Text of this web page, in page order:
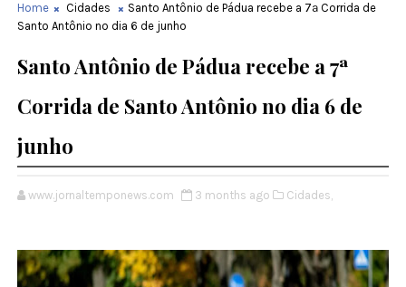
Home Cidades
Santo Antônio de Pádua recebe a 7ª Corrida de
Santo Antônio no dia 6 de junho
Santo Antônio de Pádua recebe a 7ª
Corrida de Santo Antônio no dia 6 de
junho
www.jornaltemponews.com 3 months ago Cidades,